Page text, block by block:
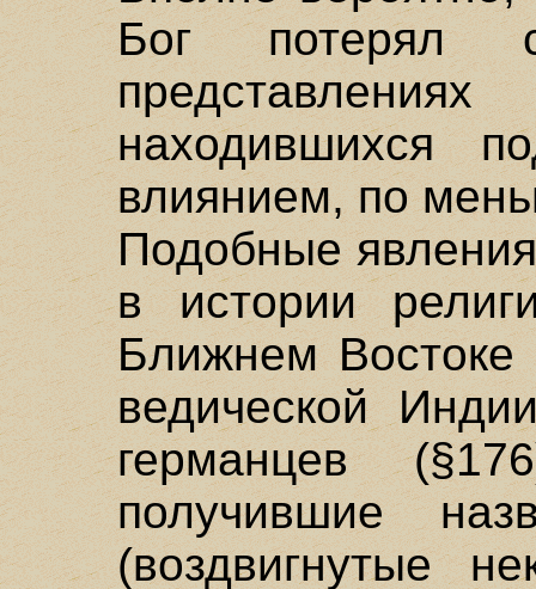
Бог потерял
находившихся
влиянием, по
Подобные
в истории
Ближнем
ведической
германцев
получившие
(воздвигнутые